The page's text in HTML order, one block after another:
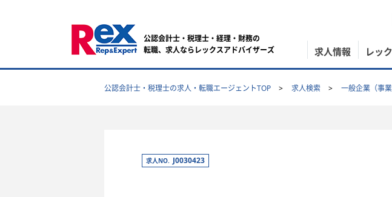
公認会計士・税理士・経理・財務の
転職、求人ならレックスアドバイザーズ
求人情報 レッ
公認会計士・税理士の求人・転職エージェントTOP 求人検索 一般企業（事
求人NO. J0030423